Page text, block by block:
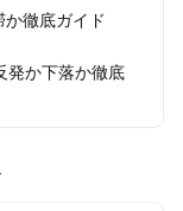
か徹底ガイド
発か下落か徹底